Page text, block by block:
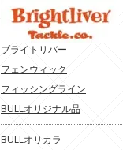
ブライトリバー
フェンウィック
フィッシングライン
BULLオリジナル品
BULLオリカラ